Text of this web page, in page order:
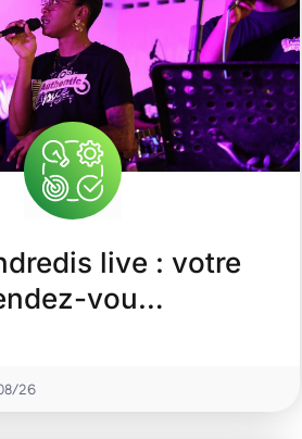
live : votre
vou…
26